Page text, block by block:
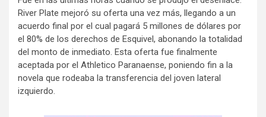
River Plate mejoró su oferta una vez más, llegando a un
acuerdo final por el cual pagará 5 millones de dólares por
el 80% de los derechos de Esquivel, abonando la totalidad
del monto de inmediato. Esta oferta fue finalmente
aceptada por el Athletico Paranaense, poniendo fin a la
novela que rodeaba la transferencia del joven lateral
izquierdo.